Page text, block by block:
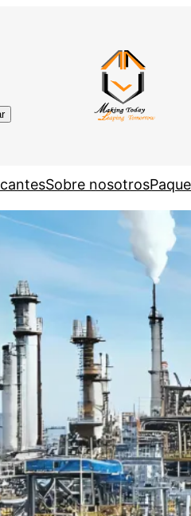
Sobre nosotros